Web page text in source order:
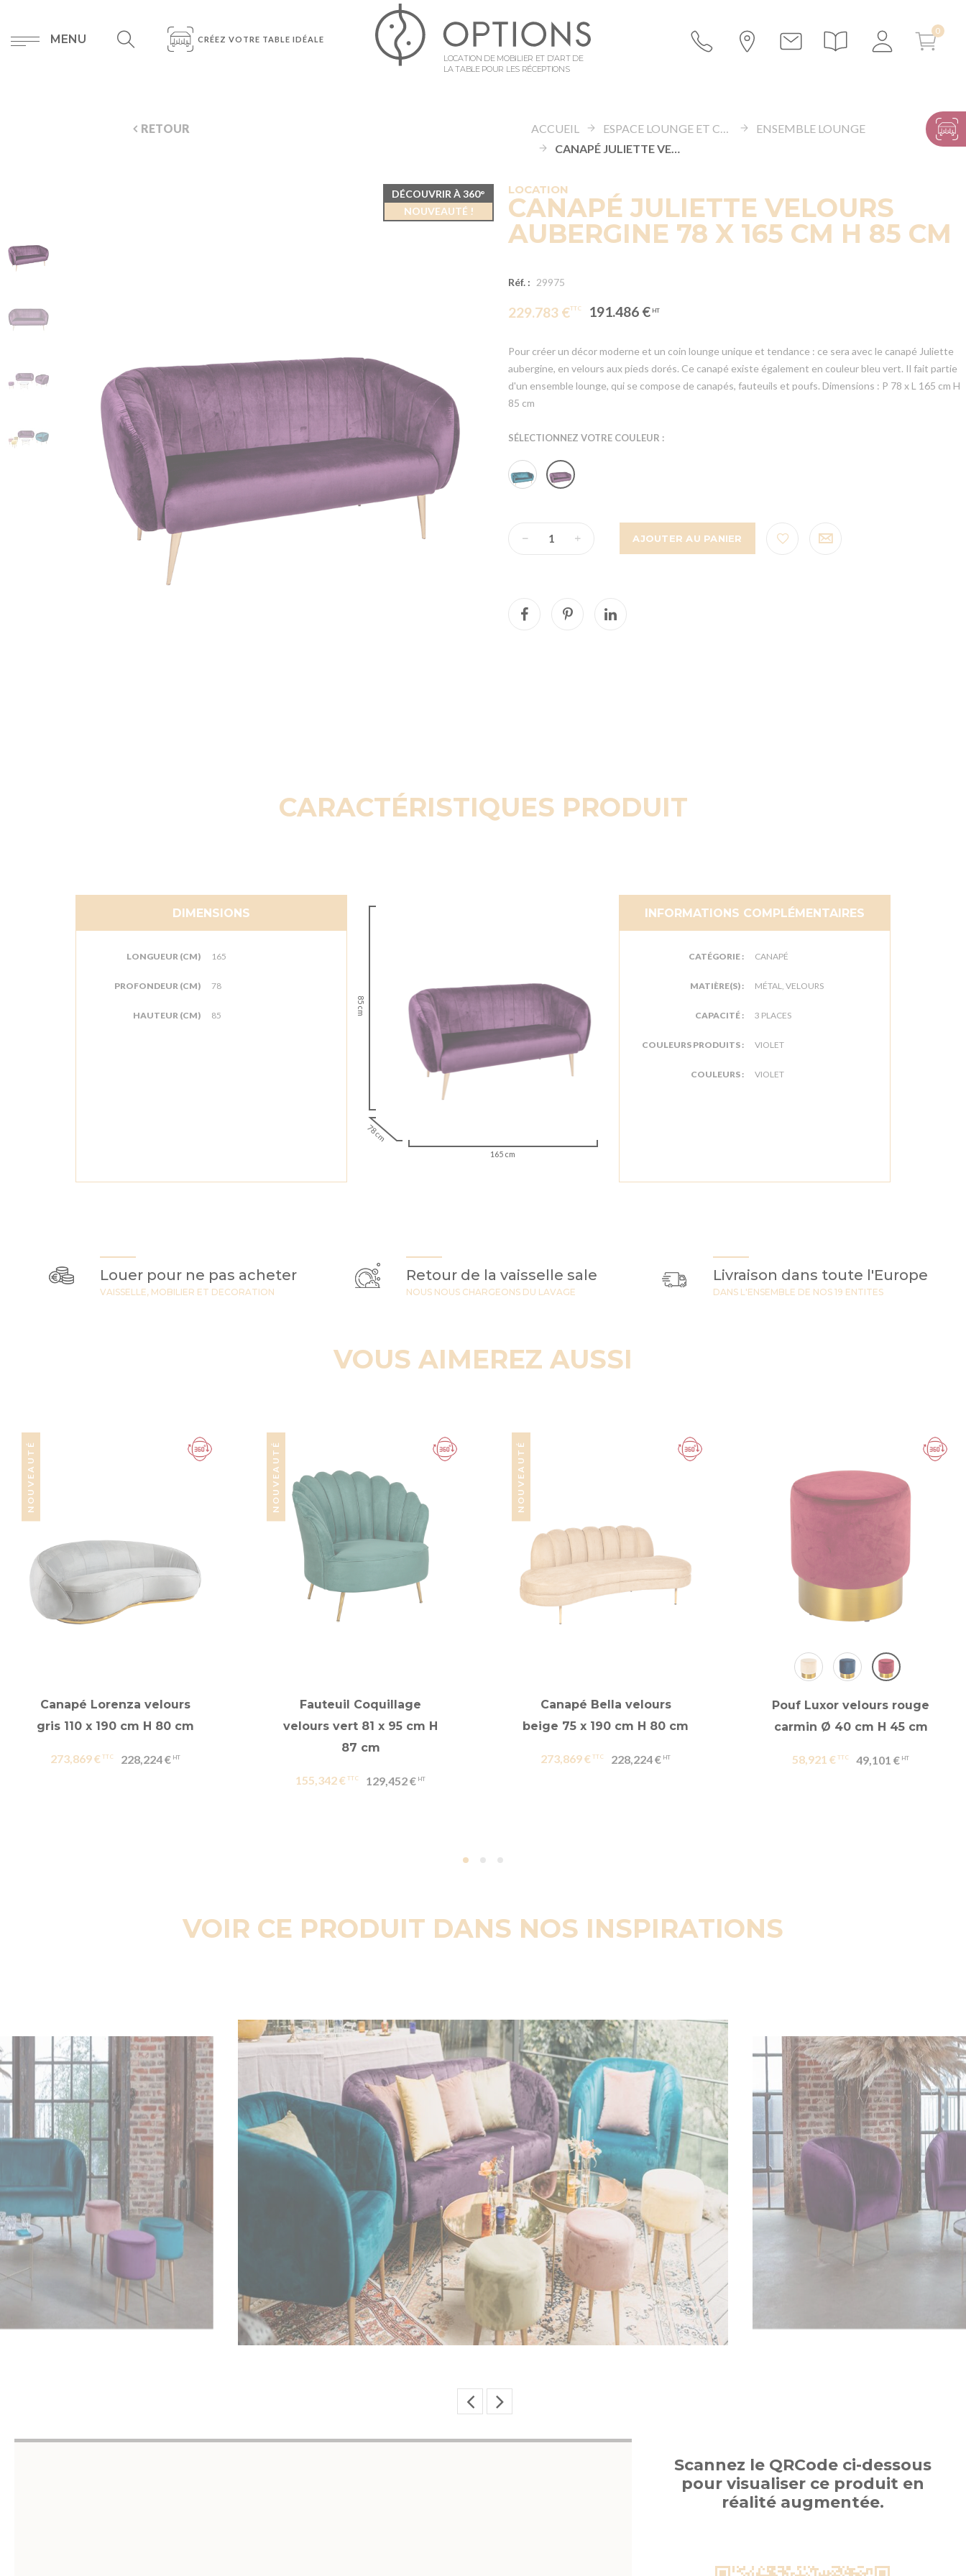
MENU CRÉEZ VOTRE TABLE IDÉALE
LOCATION DE MOBILIER ET D’ART DE
LA TABLE POUR LES RÉCEPTIONS
RETOUR ACCUEIL ESPACE LOUNGE ET CANAPÉS
ENSEMBLE LOUNGE
CANAPÉ JULIETTE VELOURS AUBERGINE 78 X 165 CM H 85 CM
LOCATION
CANAPÉ JULIETTE VELOURS
AUBERGINE 78 X 165 CM H 85 CM
Réf. : 29975
229.783 € 191.486 €
Pour créer un décor moderne et un coin lounge unique et tendance : ce sera avec le canapé Juliette
aubergine, en velours aux pieds dorés. Ce canapé existe également en couleur bleu vert. Il fait partie
d'un ensemble lounge, qui se compose de canapés, fauteuils et poufs. Dimensions : P 78 x L 165 cm H
85 cm
SÉLECTIONNEZ VOTRE COULEUR :
AJOUTER AU PANIER
DÉCOUVRIR À 360°
NOUVEAUTÉ !
CARACTÉRISTIQUES PRODUIT
DIMENSIONS
LONGUEUR (CM) 165
PROFONDEUR (CM) 78
HAUTEUR (CM) 85 85 cm
78 cm
165 cm
INFORMATIONS COMPLÉMENTAIRES
CATÉGORIE : CANAPÉ
MATIÈRE(S) : MÉTAL, VELOURS
CAPACITÉ : 3 PLACES
COULEURS PRODUITS : VIOLET
COULEURS : VIOLET
Louer pour ne pas acheter
VAISSELLE, MOBILIER ET DECORATION
Retour de la vaisselle sale
NOUS NOUS CHARGEONS DU LAVAGE
Livraison dans toute l'Europe
DANS L'ENSEMBLE DE NOS 19 ENTITES
VOUS AIMEREZ AUSSI
NOUVEAUTÉ
Canapé Lorenza velours
gris 110 x 190 cm H 80 cm
273,869 € 228,224 €
NOUVEAUTÉ
Fauteuil Coquillage
velours vert 81 x 95 cm H
87 cm
155,342 € 129,452 €
NOUVEAUTÉ
Canapé Bella velours
beige 75 x 190 cm H 80 cm
273,869 € 228,224 €
Pouf Luxor velours rouge
carmin Ø 40 cm H 45 cm
58,921 € 49,101 €
VOIR CE PRODUIT DANS NOS INSPIRATIONS
Scannez le QRCode ci-dessous
pour visualiser ce produit en
réalité augmentée.